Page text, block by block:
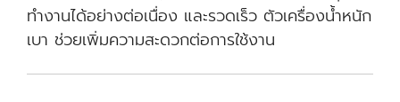
ทำงานได้อย่างต่อเนื่อง และรวดเร็ว ตัวเครื่องน้ำหนัก
เบา ช่วยเพิ่มความสะดวกต่อการใช้งาน